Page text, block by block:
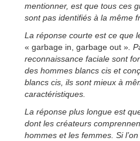
mentionner, est que tous ces
sont pas identifiés à la même
La réponse courte est ce que
« garbage in, garbage out ».
reconnaissance faciale sont
des hommes blancs cis et
blancs cis, ils sont mieux à
caractéristiques.
La réponse plus longue est
dont les créateurs
hommes et les femmes. Si